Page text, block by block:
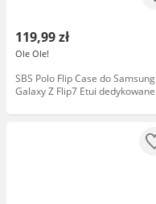
119,99 zł
Ole Ole!
SBS Polo Flip Case do Samsung
Galaxy Z Flip7 Etui dedykowane